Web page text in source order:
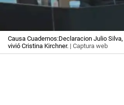
Causa Cuadernos:Declaracion Julio
vivió Cristina Kirchner. | Captura web